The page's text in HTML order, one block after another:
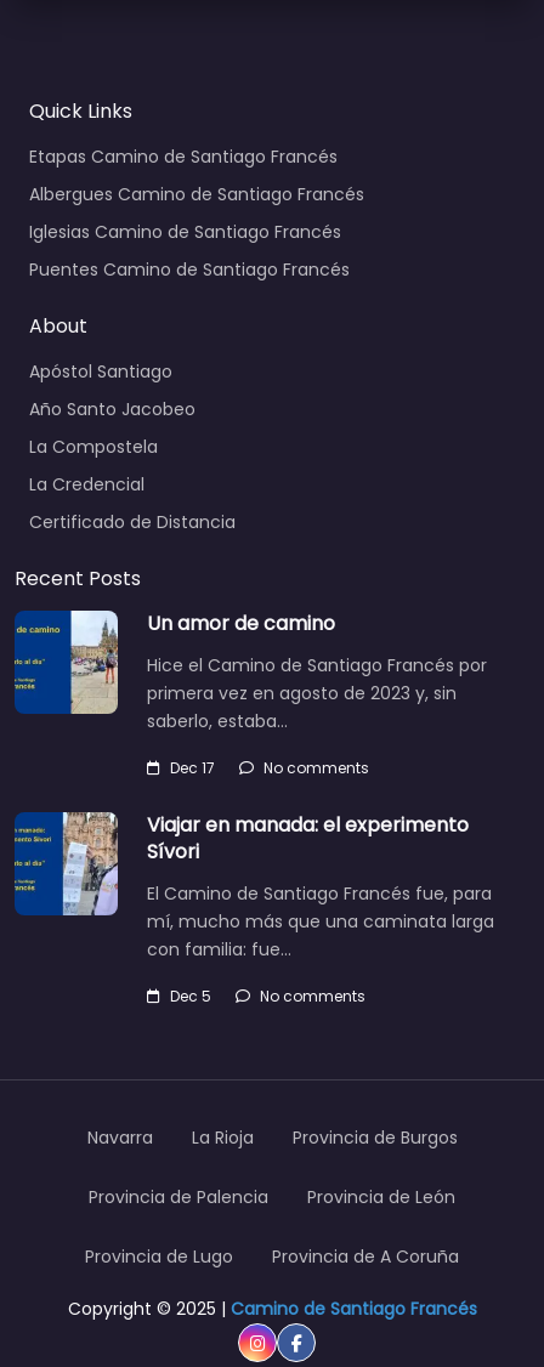
Quick Links
Etapas Camino de Santiago Francés
Albergues Camino de Santiago Francés
Iglesias Camino de Santiago Francés
Puentes Camino de Santiago Francés
About
Apóstol Santiago
Año Santo Jacobeo
La Compostela
La Credencial
Certificado de Distancia
Recent Posts
Un amor de camino
Hice el Camino de Santiago Francés por
primera vez en agosto de 2023 y, sin
saberlo, estaba…
Dec 17 No comments
Viajar en manada: el experimento
Sívori
El Camino de Santiago Francés fue, para
mí, mucho más que una caminata larga
con familia: fue…
Dec 5 No comments
Navarra La Rioja Provincia de Burgos
Provincia de Palencia Provincia de León
Provincia de Lugo Provincia de A Coruña
Copyright © 2025 | Camino de Santiago Francés